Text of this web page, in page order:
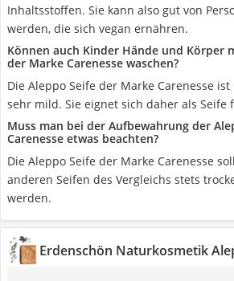
Inhaltsstoffen. Sie kann also gut von
werden, die sich vegan ernähren.
Können auch Kinder Hände und Körper
der Marke Carenesse waschen?
Die Aleppo Seife der Marke Carenesse
sehr mild. Sie eignet sich daher als Seife
Muss man bei der Aufbewahrung der
Carenesse etwas beachten?
Die Aleppo Seife der Marke Carenesse
anderen Seifen des Vergleichs stets
werden.
Erdenschön Naturkosmetik